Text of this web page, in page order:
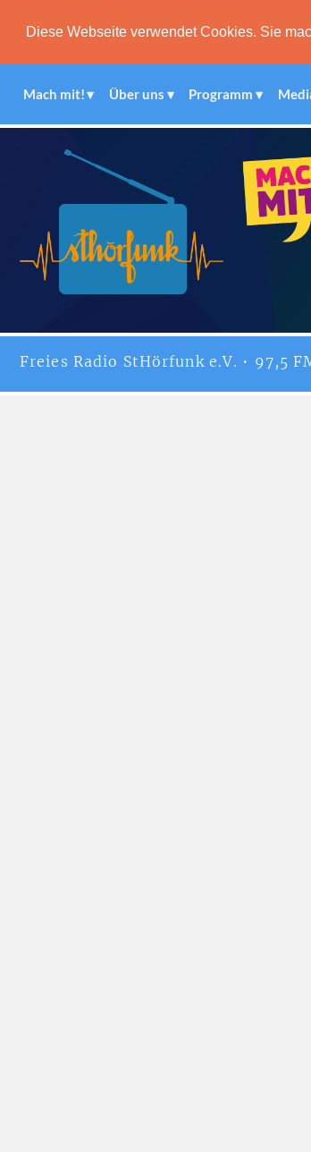
Diese Webseite verwendet Cookies. Sie
Mach mit! Über uns Programm
Freies Radio StHörfunke.V. • 97,5